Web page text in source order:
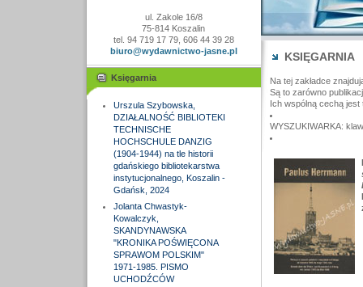
ul. Zakole 16/8
75-814 Koszalin
tel. 94 719 17 79, 606 44 39 28
biuro@wydawnictwo-jasne.pl
Księgarnia
Urszula Szybowska,
DZIAŁALNOŚĆ BIBLIOTEKI
TECHNISCHE
HOCHSCHULE DANZIG
(1904-1944) na tle historii
gdańskiego bibliotekarstwa
instytucjonalnego, Koszalin -
Gdańsk, 2024
Jolanta Chwastyk-
Kowalczyk,
SKANDYNAWSKA
"KRONIKA POŚWIĘCONA
SPRAWOM POLSKIM"
1971-1985. PISMO
UCHODŹCÓW
KSIĘGARNIA
Na tej zakładce
Są to zarówno
Ich wspólną cechą
WYSZUKIWARKA: